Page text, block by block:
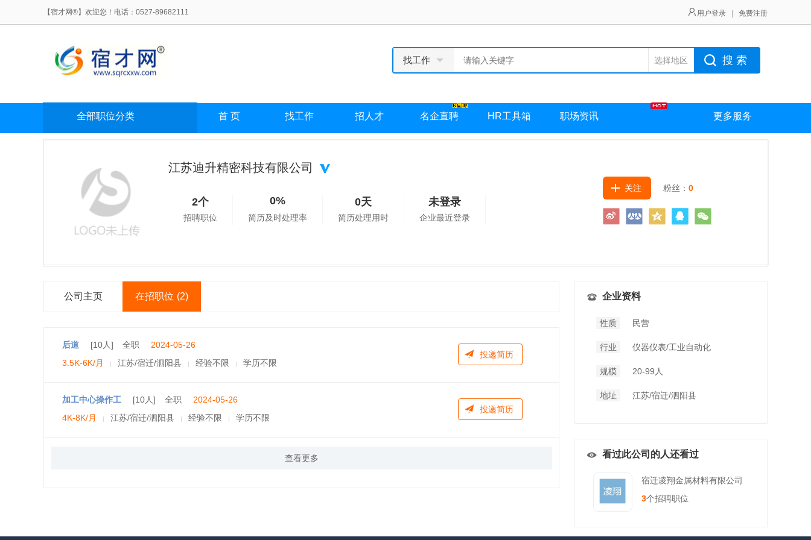
【宿才网®】欢迎您！电话：0527-89682111 用户登录 免费注册
找工作 选择地区 搜 索
全部职位分类 首 页 找工作 招人才 名企直聘 HR工具箱 职场资讯 更多服务
江苏迪升精密科技有限公司
2个
招聘职位
0%
简历及时处理率
0天
简历处理用时
未登录
企业最近登录
关注 粉丝： 0
公司主页 在招职位 (2)
后道 [10人] 全职
2024-05-26
3.5K-6K/月
| 江苏/宿迁/泗阳县 | 经验不限 | 学历不限
投递简历
加工中心操作工 [10人] 全职
2024-05-26
4K-8K/月
| 江苏/宿迁/泗阳县 | 经验不限 | 学历不限
投递简历
查看更多
企业资料
性质 民营
行业 仪器仪表/工业自动化
规模 20-99人
地址 江苏/宿迁/泗阳县
看过此公司的人还看过
宿迁凌翔金属材料有限公司
3个招聘职位